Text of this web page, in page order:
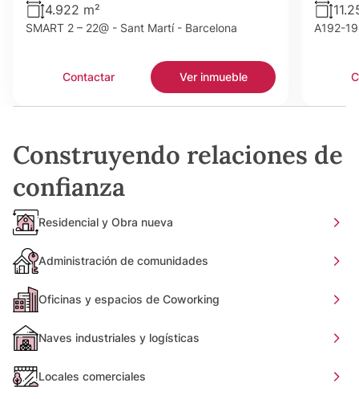
4.922 m²
SMART 2 – 22@ - Sant Martí - Barcelona
Contactar Ver inmueble
A192-
Construyendo relaciones de
confianza
Residencial y Obra nueva
Administración de comunidades
Oficinas y espacios de Coworking
Naves industriales y logísticas
Locales comerciales